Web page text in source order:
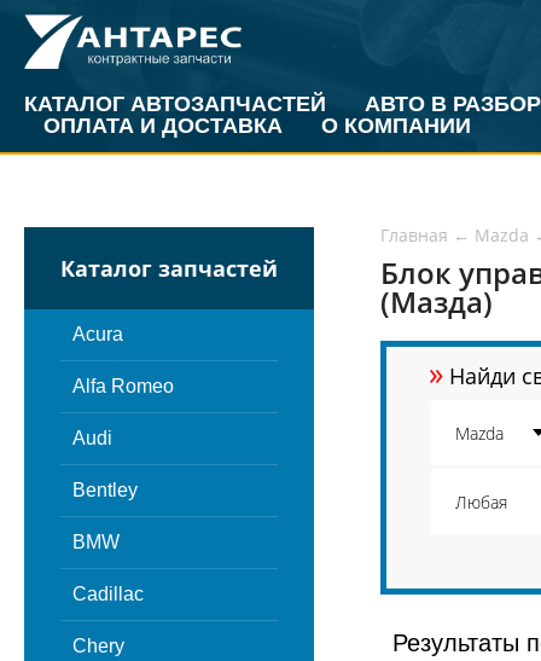
КАТАЛОГ АВТОЗАПЧАСТЕЙ
АВТО В РАЗБОР
ОПЛАТА И ДОСТАВКА
О КОМПАНИИ
Каталог запчастей
Acura
Alfa Romeo
Audi
Bentley
BMW
Cadillac
Chery
Главная ← Mazda
Блок
(Мазда)
» Найди
Результаты